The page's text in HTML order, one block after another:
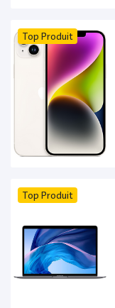
Top Produit
Top Produit